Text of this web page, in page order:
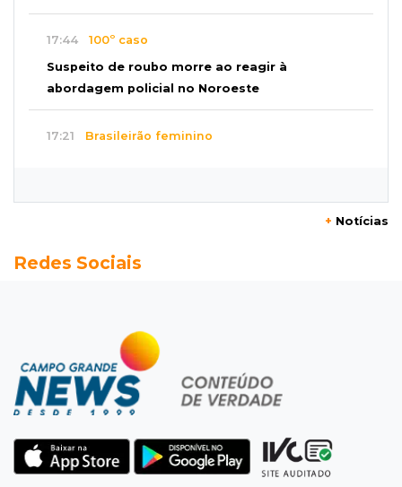
17:44 100º caso
Suspeito de roubo morre ao reagir à
abordagem policial no Noroeste
17:21 Brasileirão feminino
Grêmio vira sobre São Paulo com gol de falta
Rajadas de vento
Inmet faz alerta de vendaval e tempestade
com rajadas de até 60 km/h em MS
Juiz obriga condomínio da Capital a fazer
ligação de água na rede pública
+ Notícias
Redes Sociais